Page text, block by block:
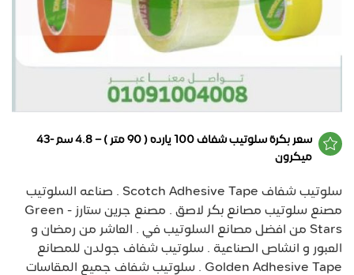
سعر بكرة سلوتيب شفاف 100 يارده ( 90 متر ) – 4.8 سم -43
ميكرون
سلوتيب شفاف Scotch Adhesive Tape . صناعه السلوتيب
مصنع سلوتيب مصانع بكر لاصق . مصنع جرين ستارز - Green
Stars من افضل مصانع السلوتيب في . العاشر من رمضان و
العبور و انشاص الصناعية . سلوتيب شفاف جولدن للمصانع
Golden Adhesive Tape . سلوتيب شفاف جميع المقاسات